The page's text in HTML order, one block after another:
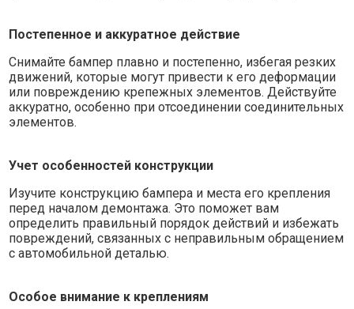
Постепенное и аккуратное действие
Снимайте бампер плавно и постепенно, избегая резких
движений, которые могут привести к его деформации
или повреждению крепежных элементов. Действуйте
аккуратно, особенно при отсоединении соединительных
элементов.
Учет особенностей конструкции
Изучите конструкцию бампера и места его крепления
перед началом демонтажа. Это поможет вам
определить правильный порядок действий и избежать
повреждений, связанных с неправильным обращением
с автомобильной деталью.
Особое внимание к креплениям